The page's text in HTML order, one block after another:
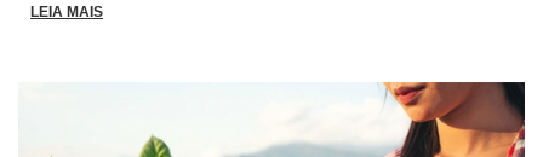
LEIA MAIS